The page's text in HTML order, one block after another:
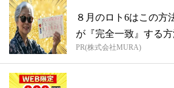
８月のロト6はこの方
が『完全一致』する
PR(株式会社MURA)